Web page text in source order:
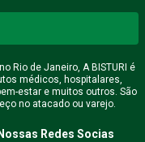
Rio de Janeiro, A BISTURI é
médicos, hospitalares,
estar e muitos outros. São
no atacado ou varejo.
Nossas Redes Socias